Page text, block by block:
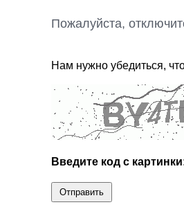
Пожалуйста,
Нам нужно убедиться,
Введите код с
Отправить